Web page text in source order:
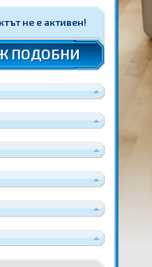
не е активен!
ПОДОБНИ